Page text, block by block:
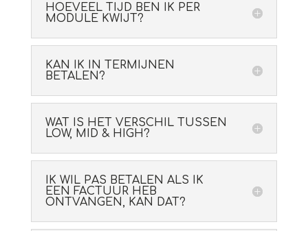
HOEVEEL TIJD BEN IK PER
MODULE KWIJT?
KAN IK IN TERMIJNEN
BETALEN?
WAT IS HET VERSCHIL TUSSEN
LOW, MID & HIGH?
IK WIL PAS BETALEN ALS IK
EEN FACTUUR HEB
ONTVANGEN, KAN DAT?